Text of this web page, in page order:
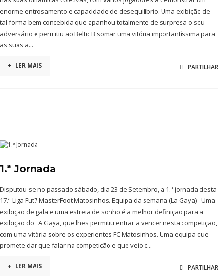
enorme entrosamento e capacidade de desequilíbrio. Uma exibição de
tal forma bem concebida que apanhou totalmente de surpresa o seu
adversário e permitiu ao Beltic B somar uma vitória importantíssima para
as suas a...
+ LER MAIS PARTILHAR
1.ª Jornada
Disputou-se no passado sábado, dia 23 de Setembro, a 1.ª jornada desta
17.ª Liga Fut7 MasterFoot Matosinhos. Equipa da semana (La Gaya) - Uma
exibição de gala e uma estreia de sonho é a melhor definição para a
exibição do LA Gaya, que lhes permitiu entrar a vencer nesta competição,
com uma vitória sobre os experientes FC Matosinhos. Uma equipa que
promete dar que falar na competição e que veio c...
+ LER MAIS PARTILHAR